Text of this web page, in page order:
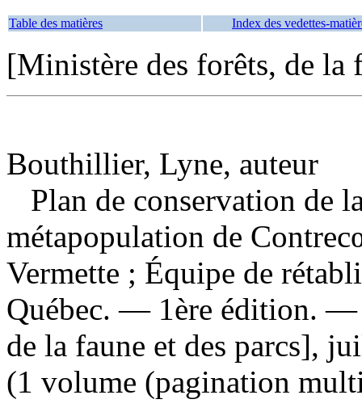
Table des matières Index des vedettes-
[Ministère des forêts, de la
Bouthillier, Lyne, auteur
Plan de conservation de
métapopulation de
Vermette ; Équipe de
Québec. — 1ère édition. —
de la faune et des parcs],
(1 volume (pagination